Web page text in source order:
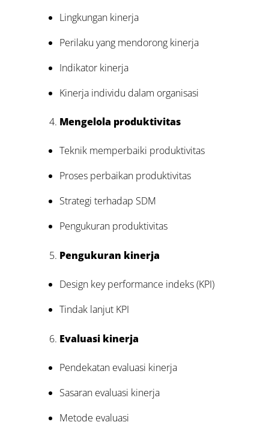
Lingkungan kinerja
Perilaku yang mendorong kinerja
Indikator kinerja
Kinerja individu dalam organisasi
Mengelola produktivitas
Teknik memperbaiki produktivitas
Proses perbaikan produktivitas
Strategi terhadap SDM
Pengukuran produktivitas
Pengukuran kinerja
Design key performance indeks (KPI)
Tindak lanjut KPI
Evaluasi kinerja
Pendekatan evaluasi kinerja
Sasaran evaluasi kinerja
Metode evaluasi